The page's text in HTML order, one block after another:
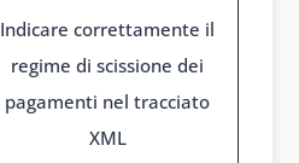
Indicare correttamente il
regime di scissione dei
pagamenti nel tracciato
XML